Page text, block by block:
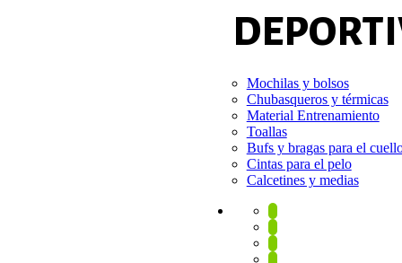
Mochilas y bolsos
Chubasqueros y térmicas
Material Entrenamiento
Toallas
Bufs y bragas para el
Cintas para el pelo
Calcetines y medias